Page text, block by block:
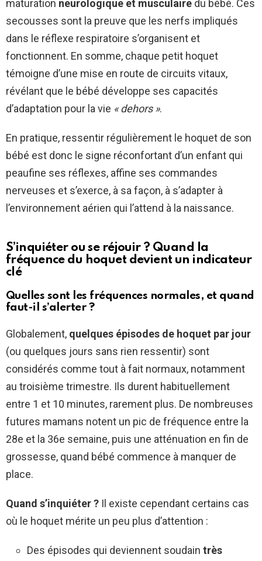
maturation neurologique et musculaire du bébé. Ces
secousses sont la preuve que les nerfs impliqués
dans le réflexe respiratoire s’organisent et
fonctionnent. En somme, chaque petit hoquet
témoigne d’une mise en route de circuits vitaux,
révélant que le bébé développe ses capacités
d’adaptation pour la vie « dehors ».
En pratique, ressentir régulièrement le hoquet de son
bébé est donc le signe réconfortant d’un enfant qui
peaufine ses réflexes, affine ses commandes
nerveuses et s’exerce, à sa façon, à s’adapter à
l’environnement aérien qui l’attend à la naissance.
S’inquiéter ou se réjouir ? Quand la
fréquence du hoquet devient un indicateur
clé
Quelles sont les fréquences normales, et quand
faut-il s’alerter ?
Globalement, quelques épisodes de hoquet par jour
(ou quelques jours sans rien ressentir) sont
considérés comme tout à fait normaux, notamment
au troisième trimestre. Ils durent habituellement
entre 1 et 10 minutes, rarement plus. De nombreuses
futures mamans notent un pic de fréquence entre la
28e et la 36e semaine, puis une atténuation en fin de
grossesse, quand bébé commence à manquer de
place.
Quand s’inquiéter ? Il existe cependant certains cas
où le hoquet mérite un peu plus d’attention :
Des épisodes qui deviennent soudain très